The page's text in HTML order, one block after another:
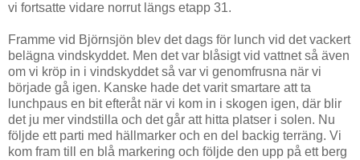
vi fortsatte vidare norrut längs etapp 31.
Framme vid Björnsjön blev det dags för lunch vid det vackert
belägna vindskyddet. Men det var blåsigt vid vattnet så även
om vi kröp in i vindskyddet så var vi genomfrusna när vi
började gå igen. Kanske hade det varit smartare att ta
lunchpaus en bit efteråt när vi kom in i skogen igen, där blir
det ju mer vindstilla och det går att hitta platser i solen. Nu
följde ett parti med hällmarker och en del backig terräng. Vi
kom fram till en blå markering och följde den upp på ett berg